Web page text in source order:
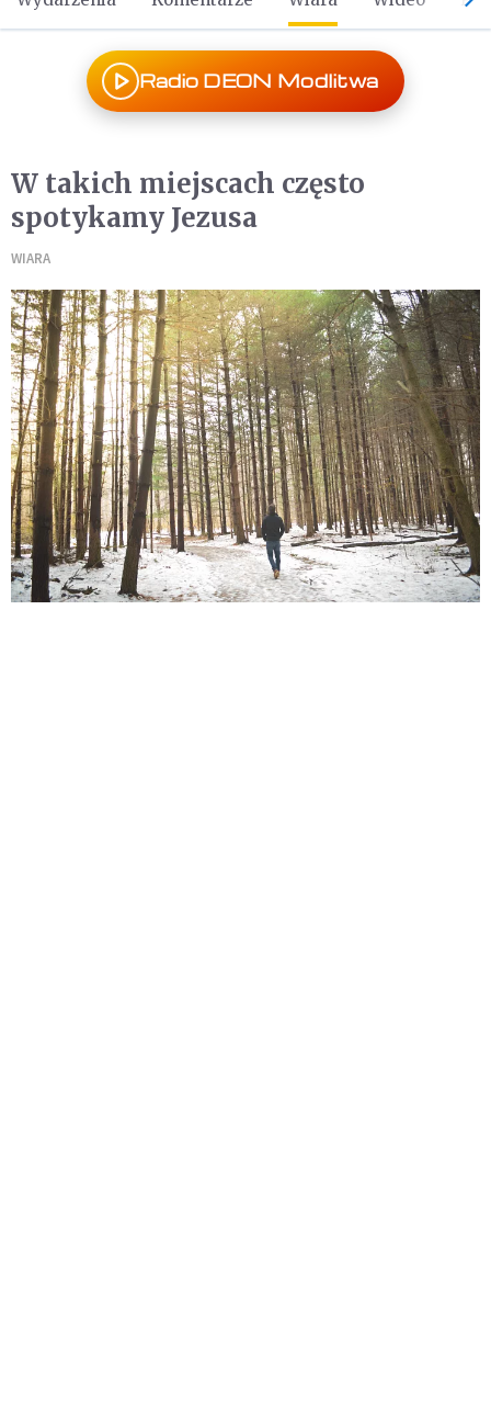
Radio DEON Modlitwa
W takich miejscach często
spotykamy Jezusa
WIARA